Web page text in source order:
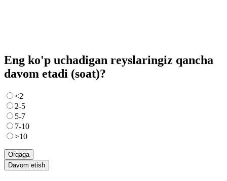
Eng ko'p uchadigan reyslaringiz qancha
davom etadi (soat)?
<2
2-5
5-7
7-10
>10
Orqaga
Davom etish